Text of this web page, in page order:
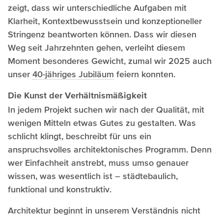
zeigt, dass wir unterschiedliche Aufgaben mit
Klarheit, Kontextbewusstsein und konzeptioneller
Stringenz beantworten können. Dass wir diesen
Weg seit Jahrzehnten gehen, verleiht diesem
Moment besonderes Gewicht, zumal wir 2025 auch
unser 40-jähriges Jubiläum feiern konnten.
Die Kunst der Verhältnismäßigkeit
In jedem Projekt suchen wir nach der Qualität, mit
wenigen Mitteln etwas Gutes zu gestalten. Was
schlicht klingt, beschreibt für uns ein
anspruchsvolles architektonisches Programm. Denn
wer Einfachheit anstrebt, muss umso genauer
wissen, was wesentlich ist – städtebaulich,
funktional und konstruktiv.
Architektur beginnt in unserem Verständnis nicht